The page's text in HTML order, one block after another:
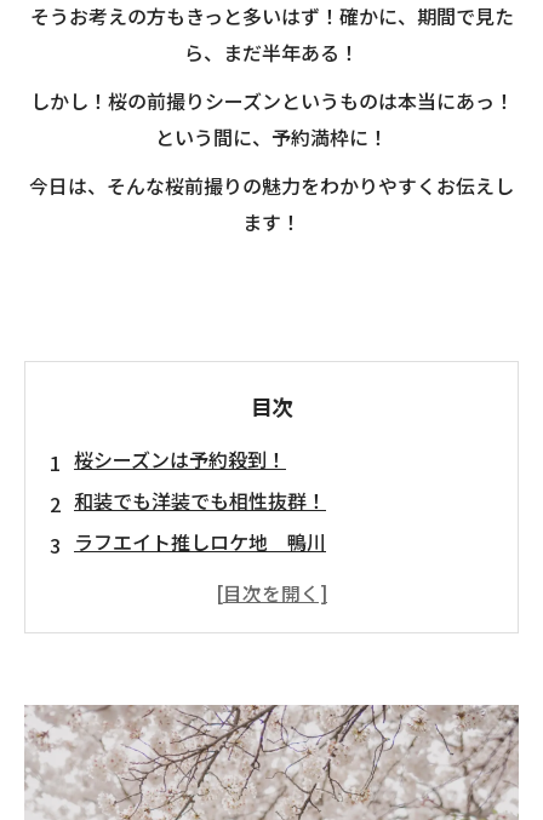
そうお考えの方もきっと多いはず！確かに、期間で見た
ら、まだ半年ある！
しかし！桜の前撮りシーズンというものは本当にあっ！
という間に、予約満枠に！
今日は、そんな桜前撮りの魅力をわかりやすくお伝えし
ます！
目次
桜シーズンは予約殺到！
和装でも洋装でも相性抜群！
ラフエイト推しロケ地 鴨川
前撮りでお悩みの皆様！私達LAFATEがいま
【BLOG】